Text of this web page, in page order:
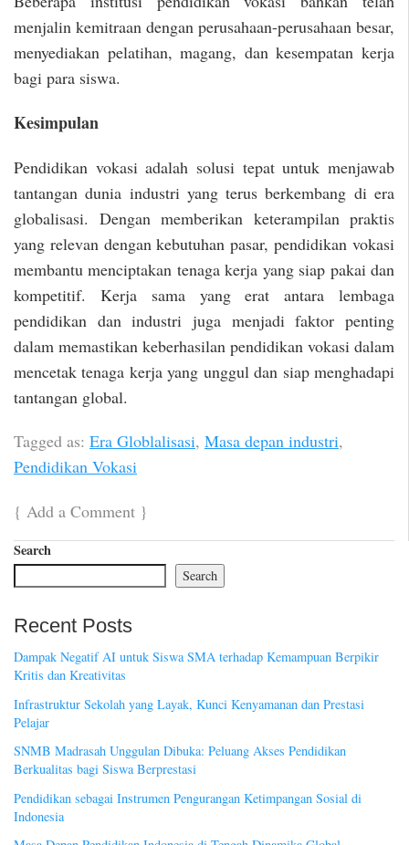
menjalin kemitraan dengan perusahaan-perusahaan besar,
menyediakan pelatihan, magang, dan kesempatan kerja
bagi para siswa.
Kesimpulan
Pendidikan vokasi adalah solusi tepat untuk menjawab
tantangan dunia industri yang terus berkembang di era
globalisasi. Dengan memberikan keterampilan praktis
yang relevan dengan kebutuhan pasar, pendidikan vokasi
membantu menciptakan tenaga kerja yang siap pakai dan
kompetitif. Kerja sama yang erat antara lembaga
pendidikan dan industri juga menjadi faktor penting
dalam memastikan keberhasilan pendidikan vokasi dalam
mencetak tenaga kerja yang unggul dan siap menghadapi
tantangan global.
Tagged as: Era Globlalisasi, Masa depan industri,
Pendidikan Vokasi
{ Add a Comment }
Search
Search
Recent Posts
Dampak Negatif AI untuk Siswa SMA terhadap Kemampuan Berpikir
Kritis dan Kreativitas
Infrastruktur Sekolah yang Layak, Kunci Kenyamanan dan Prestasi
Pelajar
SNMB Madrasah Unggulan Dibuka: Peluang Akses Pendidikan
Berkualitas bagi Siswa Berprestasi
Pendidikan sebagai Instrumen Pengurangan Ketimpangan Sosial di
Indonesia